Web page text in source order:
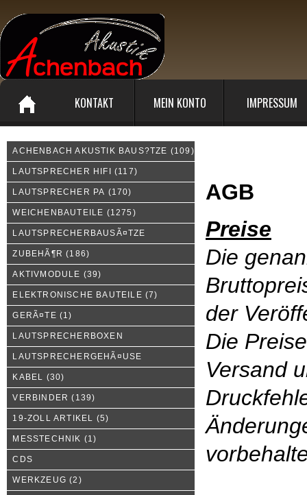
KONTAKT MEIN KONTO IMPRESSUM
ACHENBACH AKUSTIK BAUS?TZE (109)
LAUTSPRECHER HIFI (117)
LAUTSPRECHER PA (170)
WEICHENBAUTEILE (1275)
LAUTSPRECHERBAUSÃ¤TZE
ZUBEHÃ¶R (186)
AKTIVMODULE (39)
ELEKTRONISCHE BAUTEILE (7)
GERÃ¤TE (1)
LAUTSPRECHERBOXEN
LAUTSPRECHERGEHÃ¤USE
KABEL (30)
VERBINDER (139)
19-ZOLL ARTIKEL (5)
MESSTECHNIK (1)
CDS
WERKZEUG (2)
AGB
Preise
Die
der
Die
Versand